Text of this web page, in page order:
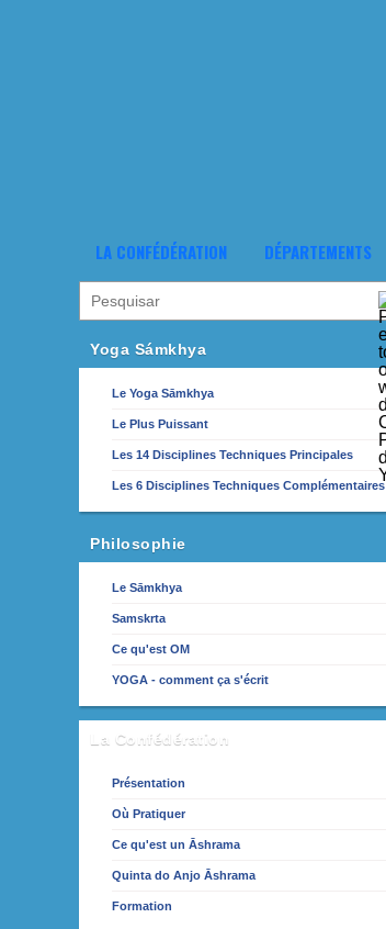
LA CONFÉDÉRATION DÉPARTEMENTS
Yoga Sámkhya
Le Yoga Sāmkhya
Le Plus Puissant
Les 14 Disciplines Techniques Principales
Les 6 Disciplines Techniques Complémentaires
Philosophie
Le Sāmkhya
Samskrta
Ce qu'est OM
YOGA - comment ça s'écrit
La Confédération
Présentation
Où Pratiquer
Ce qu'est un Āshrama
Quinta do Anjo Āshrama
Formation